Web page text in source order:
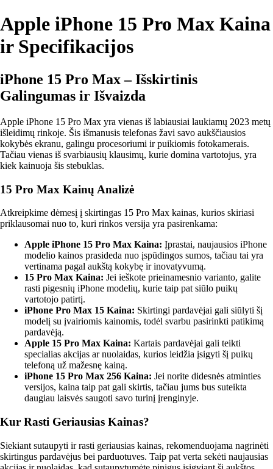
Apple iPhone 15 Pro Max Kaina
ir Specifikacijos
iPhone 15 Pro Max – Išskirtinis
Galingumas ir Išvaizda
Apple iPhone 15 Pro Max yra vienas iš labiausiai laukiamų 2023 metų
išleidimų rinkoje. Šis išmanusis telefonas žavi savo aukščiausios
kokybės ekranu, galingu procesoriumi ir puikiomis fotokamerais.
Tačiau vienas iš svarbiausių klausimų, kurie domina vartotojus, yra
kiek kainuoja šis stebuklas.
15 Pro Max Kainų Analizė
Atkreipkime dėmesį į skirtingas 15 Pro Max kainas, kurios skiriasi
priklausomai nuo to, kuri rinkos versija yra pasirenkama:
Apple iPhone 15 Pro Max Kaina: Įprastai, naujausios iPhone
modelio kainos prasideda nuo įspūdingos sumos, tačiau tai yra
vertinama pagal aukštą kokybę ir inovatyvumą.
15 Pro Max Kaina: Jei ieškote prieinamesnio varianto, galite
rasti pigesnių iPhone modelių, kurie taip pat siūlo puikų
vartotojo patirtį.
iPhone Pro Max 15 Kaina: Skirtingi pardavėjai gali siūlyti šį
modelį su įvairiomis kainomis, todėl svarbu pasirinkti patikimą
pardavėją.
Apple 15 Pro Max Kaina: Kartais pardavėjai gali teikti
specialias akcijas ar nuolaidas, kurios leidžia įsigyti šį puikų
telefoną už mažesnę kainą.
iPhone 15 Pro Max 256 Kaina: Jei norite didesnės atminties
versijos, kaina taip pat gali skirtis, tačiau jums bus suteikta
daugiau laisvės saugoti savo turinį įrenginyje.
Kur Rasti Geriausias Kainas?
Siekiant sutaupyti ir rasti geriausias kainas, rekomenduojama nagrinėti
skirtingus pardavėjus bei parduotuves. Taip pat verta sekėti naujausias